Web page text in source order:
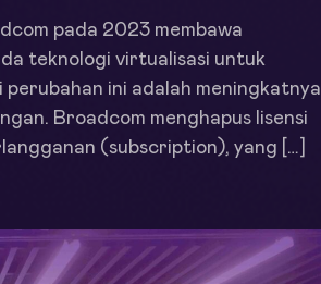
pada 2023 membawa
teknologi virtualisasi untuk
ini adalah meningkatnya
Broadcom menghapus lisensi
(subscription), yang […]